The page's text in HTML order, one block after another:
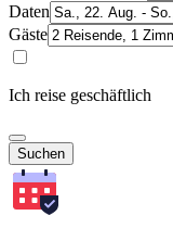
Daten
Gäste
Ich reise geschäftlich
Suchen